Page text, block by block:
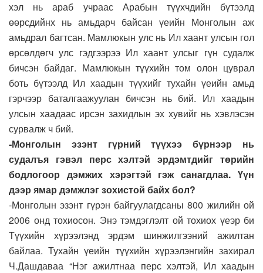
хэл нь араб учраас Арабын түүхчдийн бүтээлд
өөрсдийнх нь амьдарч байсан үеийн Монголын аж
амьдрал багтсан. Мамлюкын улс нь Ил хаант улсын гол
өрсөлдөгч улс гэдгээрээ Ил хаант улсыг гүн судалж
бичсэн байдаг. Мамлюкын түүхийн том олон цуврал
боть бүтээлд Ил хаадын түүхийг тухайн үеийн амьд
гэрчээр баталгаажуулан бичсэн нь бий. Ил хаадын
улсын хаадаас ирсэн захидлын эх хувийг нь хэвлэсэн
сурвалж ч бий.
-Монголын эзэнт гүрний түүхээ бүрнээр нь
судалъя гэвэл перс хэлтэй эрдэмтдийг төрийн
бодлогоор дэмжих хэрэгтэй гэж санагдлаа. Үүн
дээр ямар дэмжлэг зохистой байх бол?
-Монголын эзэнт гүрэн байгуулагдсаны 800 жилийн ой
2006 онд тохиосон. Энэ тэмдэглэлт ой тохиох үеэр би
Түүхийн хүрээлэнд эрдэм шинжилгээний ажилтан
байлаа. Тухайн үеийн түүхийн хүрээлэнгийн захирал
Ч.Дашдаваа “Нэг ажилтнаа перс хэлтэй, Ил хаадын